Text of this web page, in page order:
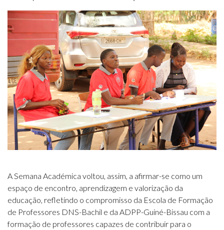
A Semana Académica voltou, assim, a afirmar-se como um
espaço de encontro, aprendizagem e valorização da
educação, refletindo o compromisso da Escola de Formação
de Professores DNS-Bachil e da ADPP-Guiné-Bissau com a
formação de professores capazes de contribuir para o